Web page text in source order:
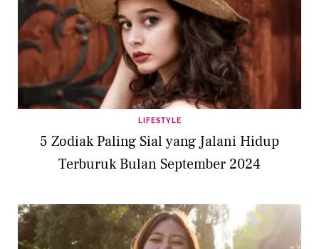
LIFESTYLE
5 Zodiak Paling Sial yang Jalani Hidup
Terburuk Bulan September 2024